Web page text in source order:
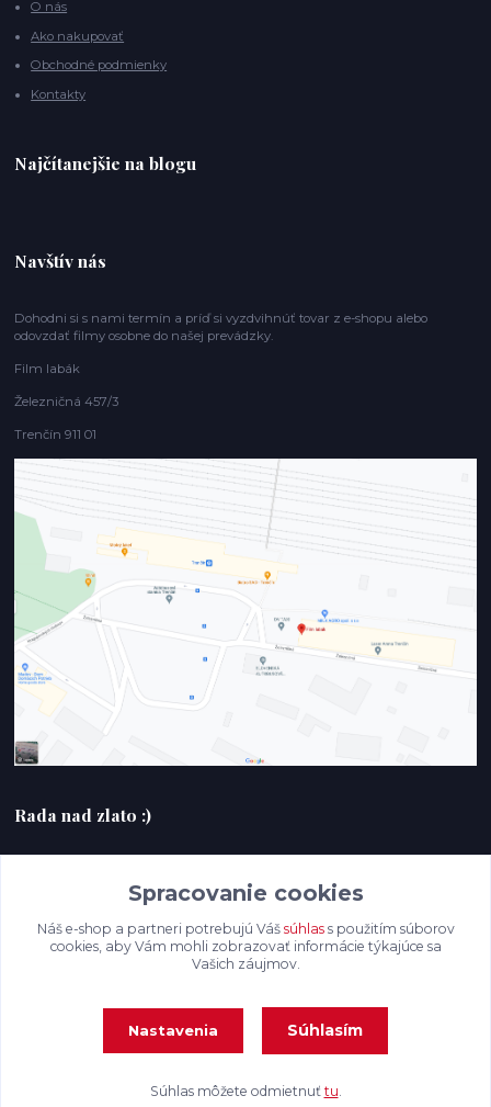
O nás
Ako nakupovať
Obchodné podmienky
Kontakty
Najčítanejšie na blogu
Navštív nás
Dohodni si s nami termín a príď si vyzdvihnúť tovar z e-shopu alebo
odovzdať filmy osobne do našej prevádzky.
Film labák
Železničná 457/3
Trenčín 911 01
Rada nad zlato :)
filmlabak@gmail.com
Vytvorené na Eshop-rychlo.sk
Spracovanie cookies
Náš e-shop a partneri potrebujú Váš súhlass použitím súborov
cookies, aby Vám mohli zobrazovať informácie týkajúce sa
Vašich záujmov.
Nastavenia Súhlasím
Súhlas môžete odmietnuť tu